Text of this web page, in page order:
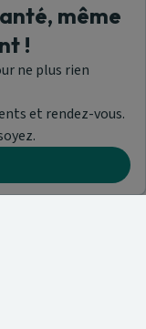
même
!
ne plus rien
et rendez-vous.